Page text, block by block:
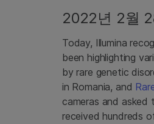
2022년 2월
Today, Illumina
been highlighting
by rare genetic
in Romania, and
cameras and
received hundreds